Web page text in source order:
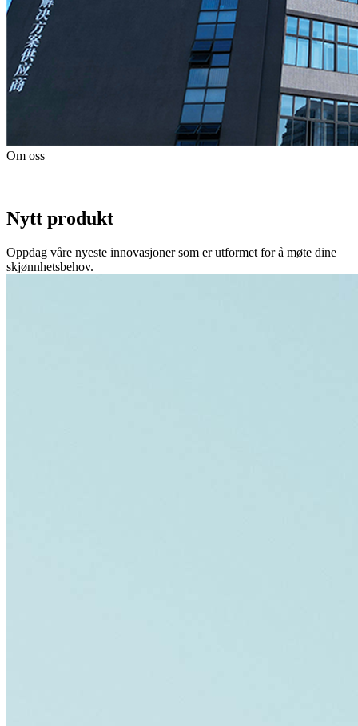
Om oss
Nytt produkt
Oppdag våre nyeste innovasjoner som er utformet for å møte dine
skjønnhetsbehov.